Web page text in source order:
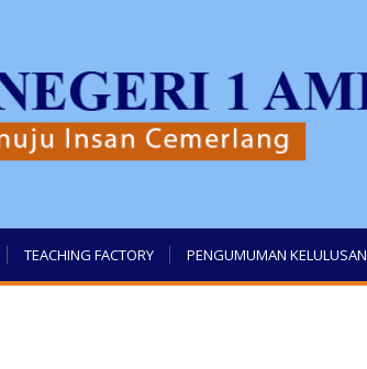
TEACHING FACTORY PENGUMUMAN KELULUSAN